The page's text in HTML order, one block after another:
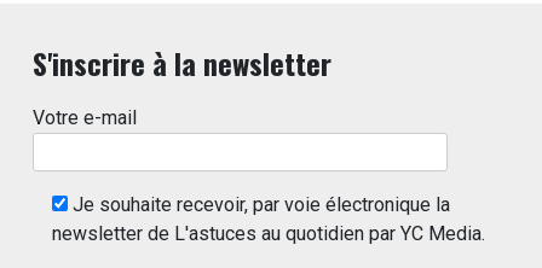
S'inscrire à la newsletter
Votre e-mail
Je souhaite recevoir, par voie électronique la
newsletter de L'astuces au quotidien par YC Media.